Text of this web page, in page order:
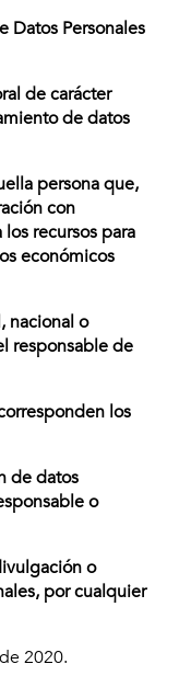
Datos Personales
de carácter
de datos
persona que,
con
recursos para
económicos
nacional o
responsable de
los
de datos
o
o
por cualquier
2020.